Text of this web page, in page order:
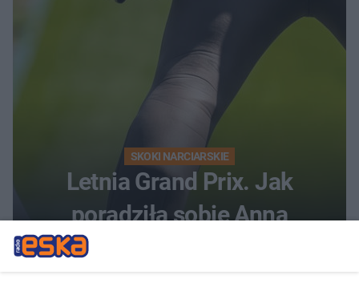
SKOKI NARCIARSKIE
Letnia Grand Prix. Jak
poradziła sobie Anna